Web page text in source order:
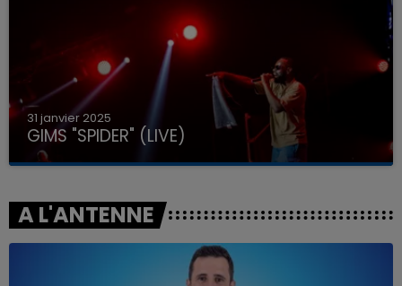
31 janvier 2025
GIMS "SPIDER" (LIVE)
A L'ANTENNE